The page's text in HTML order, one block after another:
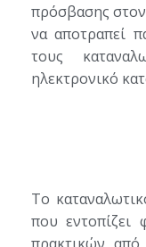
πρόσβασης
να αποτραπεί
τους
ηλεκτρονικό
Το
που εντοπίζει
πρακτικών από